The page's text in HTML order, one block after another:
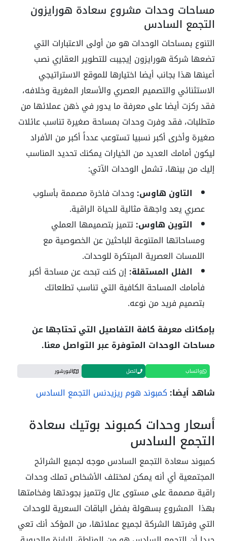
مساحات وحدات مشروع سعادة هورايزون
التجمع السادس
التنوع بمساحات الوحدات هو من أولى الاعتبارات التي
تضعها شركة هورايزون إيجيبت للتطوير العقاري نصب
أعينها هذا بجانب أيضا اختيارها للموقع الاستراتيجي
الاستثنائي والتصميم العصري والأسعار المغرية وخلافه،
فقد ركزت أيضا على معرفة ما يدور في ذهن عملائها من
متطلبات، فقد وفرت وحدات بمساحة صغيرة تناسب عائلات
صغيرة وأخرى أكبر نسبيا تستوعب عدداً أكبر من الأفراد
ليكون أمامك العديد من الخيارات يمكنك تحديد المناسب
إليك من بينها، تشمل الوحدات الآتي:
التاون هاوس: وحدات فاخرة مصممة بأسلوب
عصري يعد واجهة مثالية للحياة الراقية.
التوين هاوس:تتميز بتصميمها العملي
ومساحاتها المتنوعة للباحثين عن الخصوصية مع
اللمسات العصرية المبتكرة للوحدات.
الفلل المستقلة: إن كنت تبحث عن مساحة أكبر
فأمامك المساحة الكافية التي تناسب تطلعاتك
بتصميم فريد من نوعه.
بإمكانك معرفة كافة التفاصيل التي تحتاجها عن
مساحات الوحدات المتوفرة عبر التواصل معنا.
واتساب اتصل البورشور
شاهد أيضا: كمبوند هوم ريزيدنس التجمع السادس
أسعار وحدات كمبوند بوتيك سعادة
التجمع السادس
كمبوند سعادة التجمع السادس موجه لجميع الشرائح
المجتمعية أي أنه يمكن لمختلف الأشخاص تملك وحدات
راقية مصممة على مستوى عال وتتميز بجودتها وفخامتها
بهذا المشروع بسهولة بفضل الباقات السعرية للوحدات
التي وفرتها الشركة لجميع عملائها، من المؤكد أنك تعي